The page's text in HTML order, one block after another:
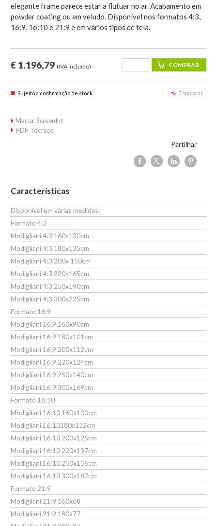
elegante frame parece estar a flutuar no ar. Acabamento em
powder coating ou em veludo. Disponível nos formatos 4:3,
16:9, 16:10 e 21:9 e em vários tipos de tela.
€ 1.196,79 (IVA incluído)
Sujeito a confirmação de stock Comparar
Marca: ScreenInt
PDF Técnico
Partilhar
Características
Disponível em várias medidas:
Formato 4:3
Modigliani 4:3 160x120cm
Modigliani 4:3 180x135cm
Modigliani 4:3 200x 150cm
Modigliani 4:3 220x165cm
Modigliani 4:3 250x190cm
Modigliani 4:3 300x225cm
Formato 16:9
Modigliani 16:9 160x90cm
Modigliani 16:9 180x101cm
Modigliani 16:9 200x112cm
Modigliani 16:9 220x124cm
Modigliani 16:9 250x140cm
Modigliani 16:9 300x169cm
Formato 16:10
Modigliani 16:10 160x100cm
Modigliani 16:10180x112cm
Modigliani 16:10 200x125cm
Modigliani 16:10 220x137cm
Modigliani 16:10 250x156cm
Modigliani 16:10 300x187cm
Formato 21:9
Modigliani 21:9 160x68
Modigliani 21:9 180x77